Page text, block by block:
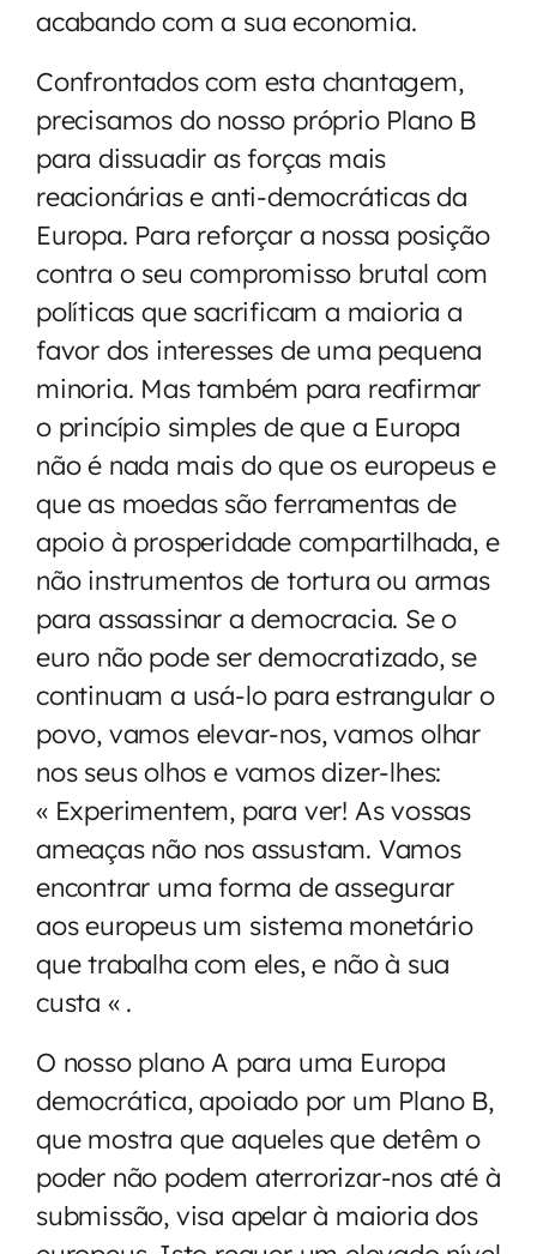
acabando com a sua economia.
Confrontados com esta chantagem,
precisamos do nosso próprio Plano B
para dissuadir as forças mais
reacionárias e anti-democráticas da
Europa. Para reforçar a nossa posição
contra o seu compromisso brutal com
políticas que sacrificam a maioria a
favor dos interesses de uma pequena
minoria. Mas também para reafirmar
o princípio simples de que a Europa
não é nada mais do que os europeus e
que as moedas são ferramentas de
apoio à prosperidade compartilhada, e
não instrumentos de tortura ou armas
para assassinar a democracia. Se o
euro não pode ser democratizado, se
continuam a usá-lo para estrangular o
povo, vamos elevar-nos, vamos olhar
nos seus olhos e vamos dizer-lhes:
« Experimentem, para ver! As vossas
ameaças não nos assustam. Vamos
encontrar uma forma de assegurar
aos europeus um sistema monetário
que trabalha com eles, e não à sua
custa « .
O nosso plano A para uma Europa
democrática, apoiado por um Plano B,
que mostra que aqueles que detêm o
poder não podem aterrorizar-nos até à
submissão, visa apelar à maioria dos